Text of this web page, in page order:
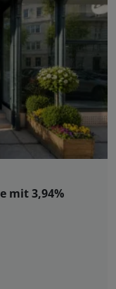
mit 3,94%